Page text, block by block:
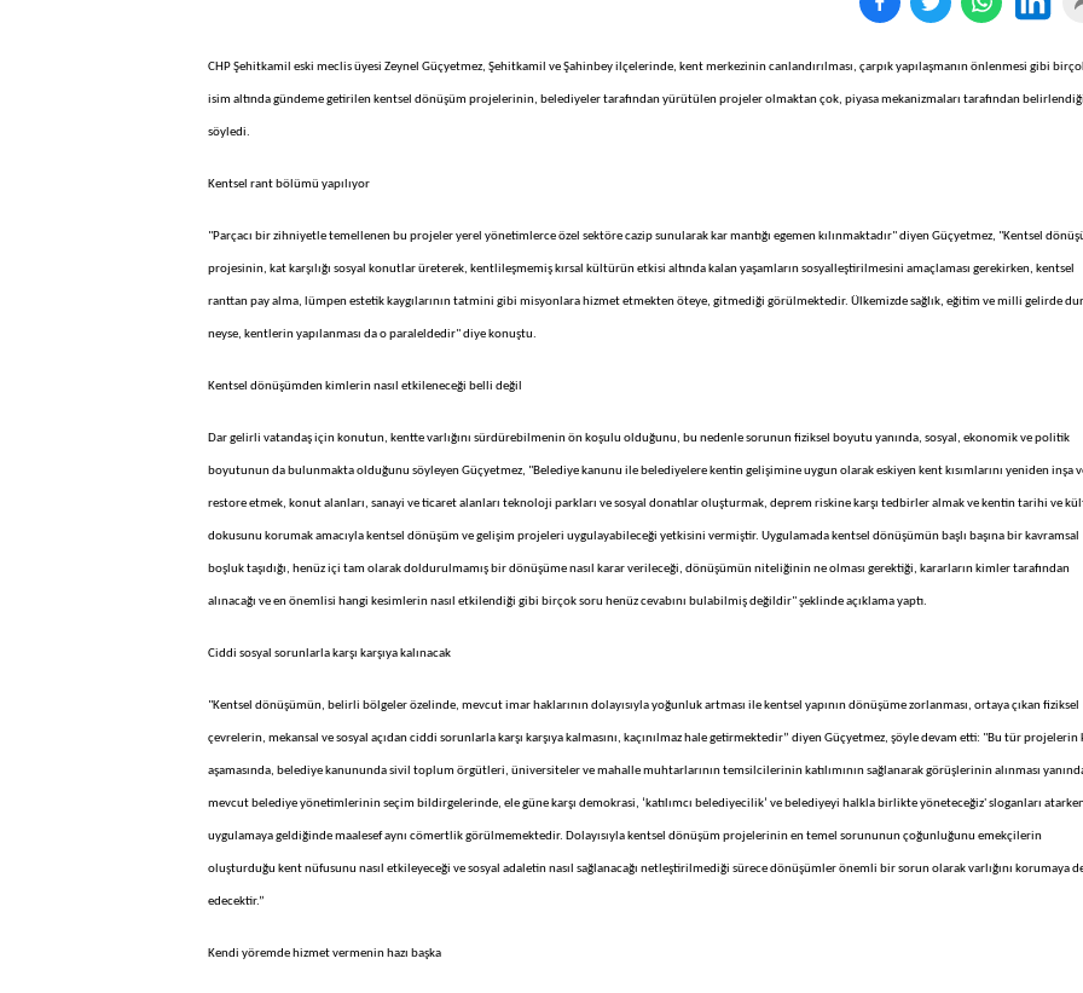
CHP Şehitkamil eski meclis üyesi Zeynel Güçyetmez, Şehitkamil ve Şahinbey ilçelerinde, kent merkezinin canlandırılması, çarpık yapılaşmanın önlenmesi gibi
isim altında gündeme getirilen kentsel dönüşüm projelerinin, belediyeler tarafından yürütülen projeler olmaktan çok, piyasa mekanizmaları tarafından
söyledi.
Kentsel rant bölümü yapılıyor
"Parçacı bir zihniyetle temellenen bu projeler yerel yönetimlerce özel sektöre cazip sunularak kar mantığı egemen kılınmaktadır" diyen Güçyetmez, "Kentsel
projesinin, kat karşılığı sosyal konutlar üreterek, kentlileşmemiş kırsal kültürün etkisi altında kalan yaşamların sosyalleştirilmesini amaçlaması gerekirken, kentsel
ranttan pay alma, lümpen estetik kaygılarının tatmini gibi misyonlara hizmet etmekten öteye, gitmediği görülmektedir. Ülkemizde sağlık, eğitim ve milli gelirde
neyse, kentlerin yapılanması da o paraleldedir" diye konuştu.
Kentsel dönüşümden kimlerin nasıl etkileneceği belli değil
Dar gelirli vatandaş için konutun, kentte varlığını sürdürebilmenin ön koşulu olduğunu, bu nedenle sorunun fiziksel boyutu yanında, sosyal, ekonomik ve politik
boyutunun da bulunmakta olduğunu söyleyen Güçyetmez, "Belediye kanunu ile belediyelere kentin gelişimine uygun olarak eskiyen kent kısımlarını yeniden inşa
restore etmek, konut alanları, sanayi ve ticaret alanları teknoloji parkları ve sosyal donatılar oluşturmak, deprem riskine karşı tedbirler almak ve kentin tarihi ve
dokusunu korumak amacıyla kentsel dönüşüm ve gelişim projeleri uygulayabileceği yetkisini vermiştir. Uygulamada kentsel dönüşümün başlı başına bir kavramsal
boşluk taşıdığı, henüz içi tam olarak doldurulmamış bir dönüşüme nasıl karar verileceği, dönüşümün niteliğinin ne olması gerektiği, kararların kimler tarafından
alınacağı ve en önemlisi hangi kesimlerin nasıl etkilendiği gibi birçok soru henüz cevabını bulabilmiş değildir" şeklinde açıklama yaptı.
Ciddi sosyal sorunlarla karşı karşıya kalınacak
"Kentsel dönüşümün, belirli bölgeler özelinde, mevcut imar haklarının dolayısıyla yoğunluk artması ile kentsel yapının dönüşüme zorlanması, ortaya çıkan fiziksel
çevrelerin, mekansal ve sosyal açıdan ciddi sorunlarla karşı karşıya kalmasını, kaçınılmaz hale getirmektedir” diyen Güçyetmez, şöyle devam etti: "Bu tür projelerin
aşamasında, belediye kanununda sivil toplum örgütleri, üniversiteler ve mahalle muhtarlarının temsilcilerinin katılımının sağlanarak görüşlerinin alınması
mevcut belediye yönetimlerinin seçim bildirgelerinde, ele güne karşı demokrasi, ‘katılımcı belediyecilik’ ve belediyeyi halkla birlikte yöneteceğiz' sloganları
uygulamaya geldiğinde maalesef aynı cömertlik görülmemektedir. Dolayısıyla kentsel dönüşüm projelerinin en temel sorununun çoğunluğunu emekçilerin
oluşturduğu kent nüfusunu nasıl etkileyeceği ve sosyal adaletin nasıl sağlanacağı netleştirilmediği sürece dönüşümler önemli bir sorun olarak varlığını korumaya
edecektir.”
Kendi yöremde hizmet vermenin hazı başka